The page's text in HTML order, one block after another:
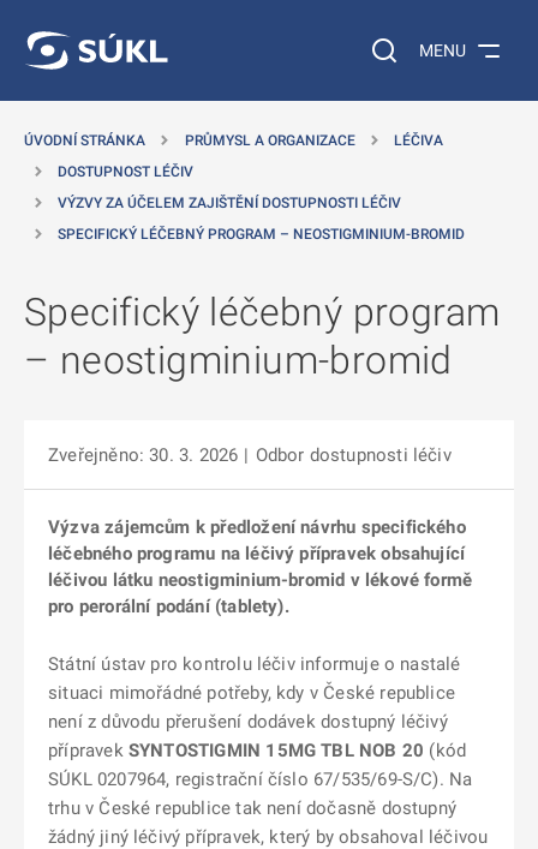
Vyhledávání na
MENU
ÚVODNÍ STRÁNKA PRŮMYSL A ORGANIZACE
LÉČIVA
DOSTUPNOST LÉČIV
VÝZVY ZA ÚČELEM ZAJIŠTĚNÍ DOSTUPNOSTI LÉČIV
SPECIFICKÝ LÉČEBNÝ PROGRAM – NEOSTIGMINIUM-BROMID
Specifický léčebný program
– neostigminium-bromid
Zveřejněno: 30. 3. 2026 | Odbor dostupnosti léčiv
Výzva zájemcům k předložení návrhu specifického
léčebného programu na léčivý přípravek obsahující
léčivou látku neostigminium-bromid v lékové formě
pro perorální podání (tablety).
Státní ústav pro kontrolu léčiv informuje o nastalé
situaci mimořádné potřeby, kdy v České republice
není z důvodu přerušení dodávek dostupný léčivý
přípravek SYNTOSTIGMIN 15MG TBL NOB 20 (kód
SÚKL 0207964, registrační číslo 67/535/69-S/C). Na
trhu v České republice tak není dočasně dostupný
žádný jiný léčivý přípravek, který by obsahoval léčivou